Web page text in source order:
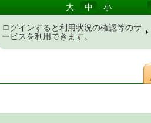
大 中 小
ログインすると利用状況の確認等のサ
ービスを利用できます。